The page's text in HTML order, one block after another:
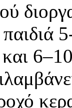
και